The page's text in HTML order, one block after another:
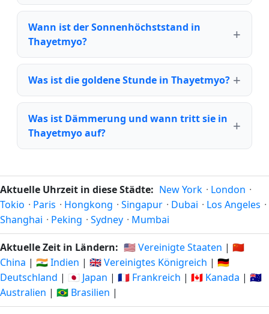
Wann ist der Sonnenhöchststand in
Thayetmyo?
Was ist die goldene Stunde in Thayetmyo?
Was ist Dämmerung und wann tritt sie in
Thayetmyo auf?
Aktuelle Uhrzeit in diese Städte: New York · London ·
Tokio · Paris · Hongkong · Singapur · Dubai · Los Angeles ·
Shanghai · Peking · Sydney · Mumbai
Aktuelle Zeit in Ländern: 🇺🇸 Vereinigte Staaten | 🇨🇳
China | 🇮🇳 Indien | 🇬🇧 Vereinigtes Königreich | 🇩🇪
Deutschland | 🇯🇵 Japan | 🇫🇷 Frankreich | 🇨🇦 Kanada | 🇦🇺
Australien | 🇧🇷 Brasilien |